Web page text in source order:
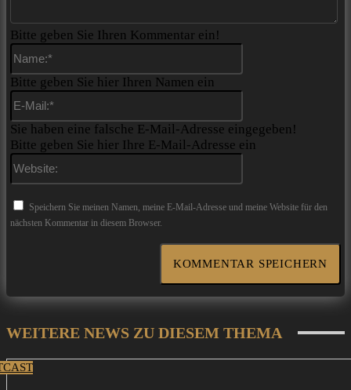
Bitte geben Sie Ihren Kommentar ein!
Bitte geben Sie hier Ihren Namen ein
Sie haben eine falsche E-Mail-Adresse eingegeben!
Bitte geben Sie hier Ihre E-Mail-Adresse ein
Speichern Sie meinen Namen, meine E-Mail-Adresse und meine Website für den
nächsten Kommentar in diesem Browser.
WEITERE NEWS ZU DIESEM THEMA